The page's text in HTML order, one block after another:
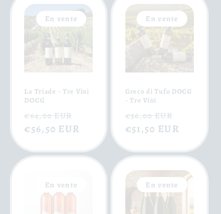
En vente
La Triade - Tre Vini
DOCG
Prix
habituel
€64,00 EUR
soldé
€56,50 EUR
En vente
Greco di Tufo DOCG
- Tre Vini
Prix
habituel
€56,00 EUR
€51,50 EUR
En vente En vente